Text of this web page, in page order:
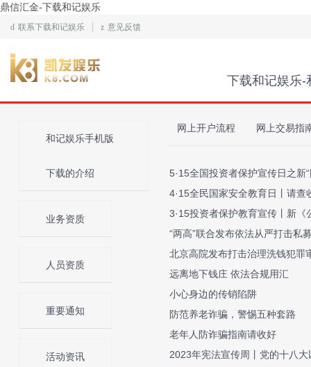
鼎信汇金-下载和记娱乐
d 联系下载和记娱乐 z 意见反馈
下载和记娱乐-
和记娱乐手机版
下载的介绍
业务资质
人员资质
重要通知
活动资讯
网上开户流程 网上交易指
5·15全国投资者保护宣传日之新
4·15全民国家安全教育日丨请查
3·15投资者保护教育宣传丨新
“两高”联合发布依法从严打击私
北京高院发布打击治理洗钱犯罪
远离地下钱庄 依法合规用汇
小心身边的传销陷阱
防范养老诈骗，警惕五种套路
老年人防诈骗指南请收好
2023年宪法宣传周丨党的十八